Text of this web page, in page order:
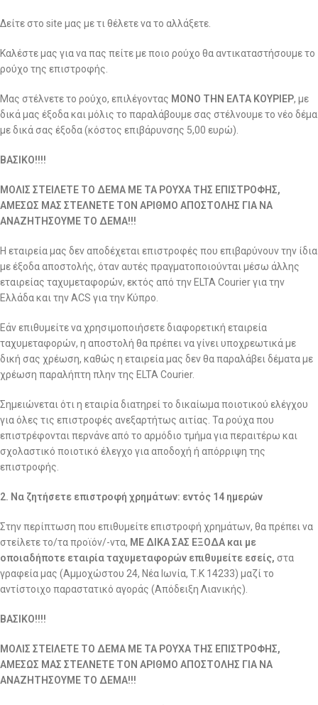
Δείτε στο site μας με τι θέλετε να το αλλάξετε.
Καλέστε μας για να πας πείτε με ποιο ρούχο θα αντικαταστήσουμε το
ρούχο της επιστροφής.
Μας στέλνετε το ρούχο, επιλέγοντας ΜΟΝΟ ΤΗΝ ΕΛΤΑ ΚΟΥΡΙΕΡ, με
δικά μας έξοδα και μόλις το παραλάβουμε σας στέλνουμε το νέο δέμα
με δικά σας έξοδα (κόστος επιβάρυνσης 5,00 ευρώ).
ΒΑΣΙΚΟ!!!!
ΜΟΛΙΣ ΣΤΕΙΛΕΤΕ ΤΟ ΔΕΜΑ ΜΕ ΤΑ ΡΟΥΧΑ ΤΗΣ ΕΠΙΣΤΡΟΦΗΣ,
ΑΜΕΣΩΣ ΜΑΣ ΣΤΕΛΝΕΤΕ ΤΟΝ ΑΡΙΘΜΟ ΑΠΟΣΤΟΛΗΣ ΓΙΑ ΝΑ
ΑΝΑΖΗΤΗΣΟΥΜΕ ΤΟ ΔΕΜΑ!!!
Η εταιρεία μας δεν αποδέχεται επιστροφές που επιβαρύνουν την ίδια
με έξοδα αποστολής, όταν αυτές πραγματοποιούνται μέσω άλλης
εταιρείας ταχυμεταφορών, εκτός από την ELTA Courier για την
Ελλάδα και την ACS για την Κύπρο.
Εάν επιθυμείτε να χρησιμοποιήσετε διαφορετική εταιρεία
ταχυμεταφορών, η αποστολή θα πρέπει να γίνει υποχρεωτικά με
δική σας χρέωση, καθώς η εταιρεία μας δεν θα παραλάβει δέματα με
χρέωση παραλήπτη πλην της ELTA Courier.
Σημειώνεται ότι η εταιρία διατηρεί το δικαίωμα ποιοτικού ελέγχου
για όλες τις επιστροφές ανεξαρτήτως αιτίας. Τα ρούχα που
επιστρέφονται περνάνε από το αρμόδιο τμήμα για περαιτέρω και
σχολαστικό ποιοτικό έλεγχο για αποδοχή ή απόρριψη της
επιστροφής.
2. Να ζητήσετε επιστροφή χρημάτων: εντός 14 ημερών
Στην περίπτωση που επιθυμείτε επιστροφή χρημάτων, θα πρέπει να
στείλετε το/τα προϊόν/-ντα, ΜΕ ΔΙΚΑ ΣΑΣ ΕΞΟΔΑ και με
οποιαδήποτε εταιρία ταχυμεταφορών επιθυμείτε εσείς, στα
γραφεία μας (Αμμοχώστου 24, Νέα Ιωνία, Τ.Κ 14233) μαζί το
αντίστοιχο παραστατικό αγοράς (Απόδειξη Λιανικής).
ΒΑΣΙΚΟ!!!!
ΜΟΛΙΣ ΣΤΕΙΛΕΤΕ ΤΟ ΔΕΜΑ ΜΕ ΤΑ ΡΟΥΧΑ ΤΗΣ ΕΠΙΣΤΡΟΦΗΣ,
ΑΜΕΣΩΣ ΜΑΣ ΣΤΕΛΝΕΤΕ ΤΟΝ ΑΡΙΘΜΟ ΑΠΟΣΤΟΛΗΣ ΓΙΑ ΝΑ
ΑΝΑΖΗΤΗΣΟΥΜΕ ΤΟ ΔΕΜΑ!!!